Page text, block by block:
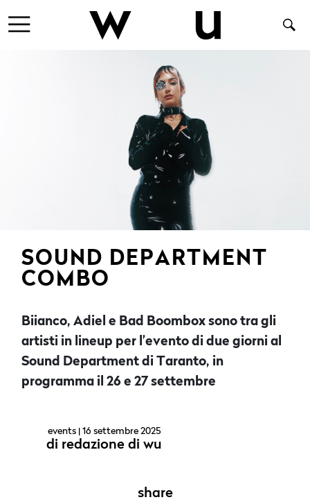
SOUND DEPARTMENT
COMBO
Biianco, Adiel e Bad Boombox sono tra gli
artisti in lineup per l’evento di due giorni al
Sound Department di Taranto, in
programma il 26 e 27 settembre
events| 16 settembre 2025
di redazione di wu
share